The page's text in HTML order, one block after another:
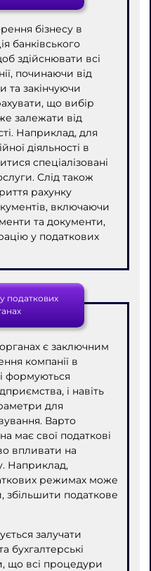
бізнесу в
банківського
здійснювати всі
починаючи від
та закінчуючи
що вибір
залежати від
Наприклад, для
діяльності в
спеціалізовані
Слід також
рахунку
включаючи
та документи,
у податкових
податкових
є заключним
компанії в
формуються
і навіть
для
Варто
має свої податкові
впливати на
Наприклад,
режимах може
збільшити податкове
залучати
бухгалтерські
що всі процедури